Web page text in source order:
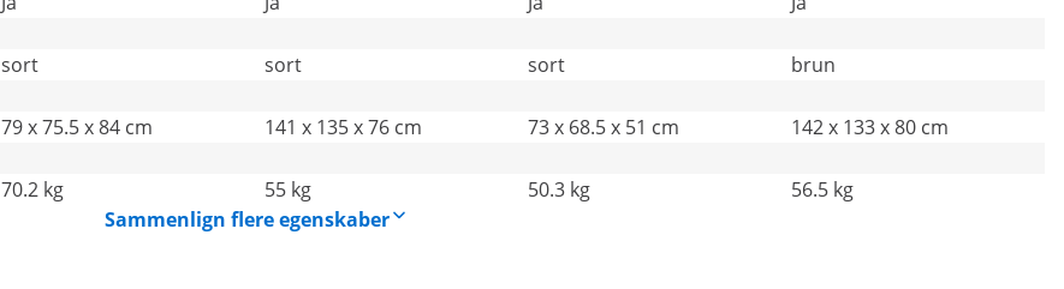
sort sort sort
brun
79 x 75.5 x 84 cm 141 x 135 x 76 cm 73 x 68.5 x 51 cm
142 x 133 x 80 cm
70.2 kg 55 kg 50.3 kg
56.5 kg
Sammenlign flere egenskaber